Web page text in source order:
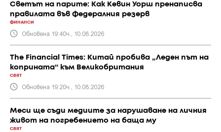
Светът на парите: Как Кевин Уорш пренаписва
правилата във Федералния резерв
ФИНАНСИ
Обновена 19:40ч., 10.08.2026
The Financial Times: Китай пробива „Леден път на
коприната“ към Великобритания
СВЯТ
Обновена 19:20ч., 10.08.2026
Меси ще съди медиите за нарушаване на личния
живот на погребението на баща му
СВЯТ